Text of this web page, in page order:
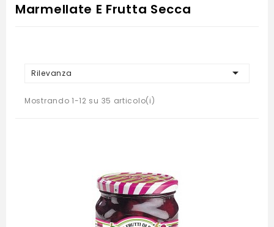
Marmellate E Frutta Secca
Rilevanza 
Mostrando 1-12 su 35 articolo(i)